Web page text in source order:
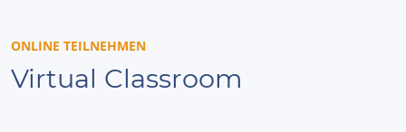
ONLINE TEILNEHMEN
Virtual Classroom